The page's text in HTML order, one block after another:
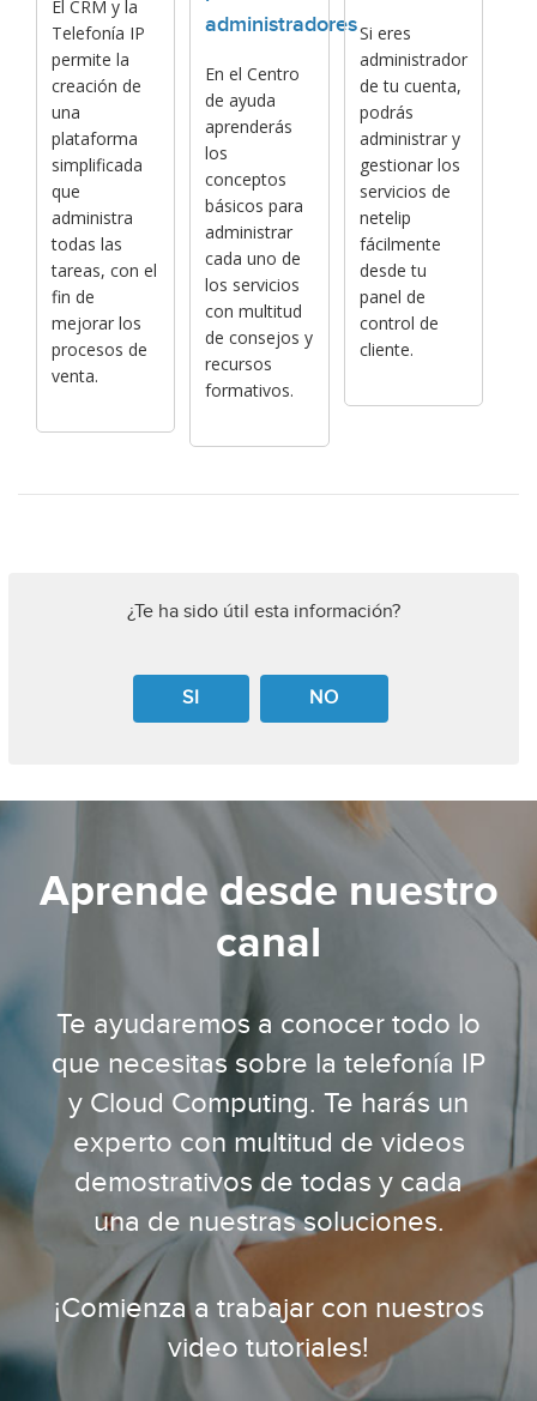
El CRM y la
Telefonía IP
permite la
creación de
una
plataforma
simplificada
que
administra
todas las
tareas, con el
fin de
mejorar los
procesos de
venta.
administradores
En el Centro
de ayuda
aprenderás
los
conceptos
básicos para
administrar
cada uno de
los servicios
con multitud
de consejos y
recursos
formativos.
Si eres
administrador
de tu cuenta,
podrás
administrar y
gestionar los
servicios de
netelip
fácilmente
desde tu
panel de
control de
cliente.
¿Te ha sido útil esta información?
SI NO
Aprende desde nuestro
canal
Te ayudaremos a conocer todo lo
que necesitas sobre la telefonía IP
y Cloud Computing. Te harás un
experto con multitud de videos
demostrativos de todas y cada
una de nuestras soluciones.
¡Comienza a trabajar con nuestros
video tutoriales!